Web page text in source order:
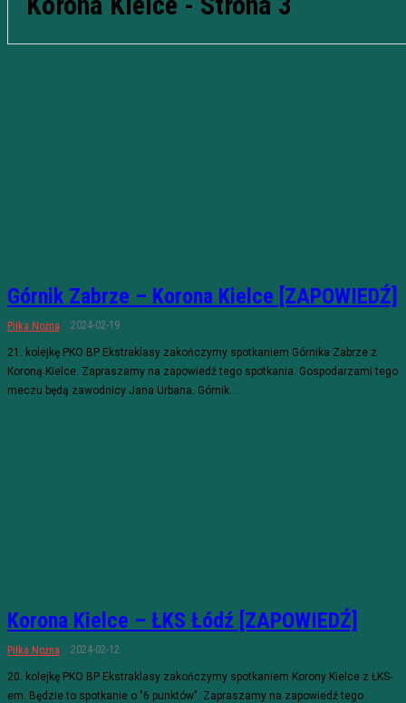
Górnik Zabrze – Korona Kielce [ZAPOWIEDŹ]
Piłka Nożna 2024-02-19
21. kolejkę PKO BP Ekstraklasy zakończymy spotkaniem Górnika Zabrze z
Koroną Kielce. Zapraszamy na zapowiedź tego spotkania. Gospodarzami tego
meczu będą zawodnicy Jana Urbana. Górnik...
Korona Kielce – ŁKS Łódź [ZAPOWIEDŹ]
Piłka Nożna 2024-02-12
20. kolejkę PKO BP Ekstraklasy zakończymy spotkaniem Korony Kielce z ŁKS-
em. Będzie to spotkanie o "6 punktów". Zapraszamy na zapowiedź tego